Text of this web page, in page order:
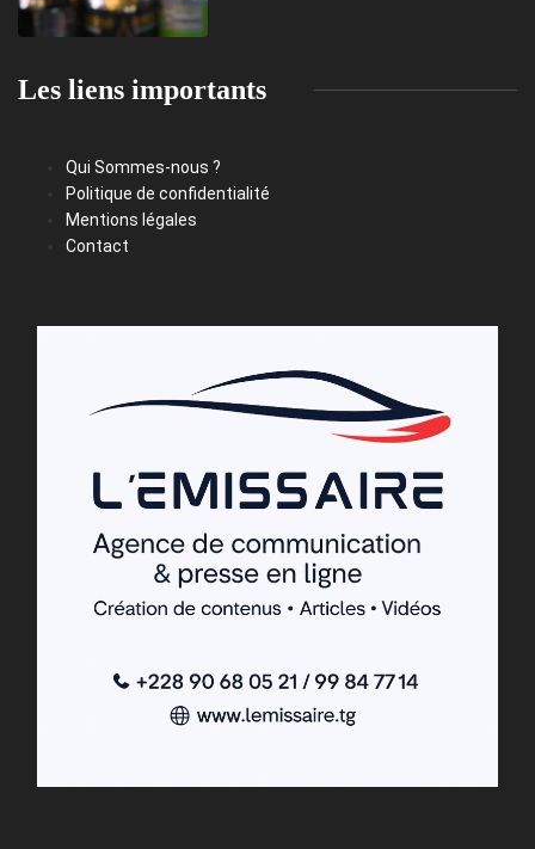
Les liens importants
Qui Sommes-nous ?
Politique de confidentialité
Mentions légales
Contact